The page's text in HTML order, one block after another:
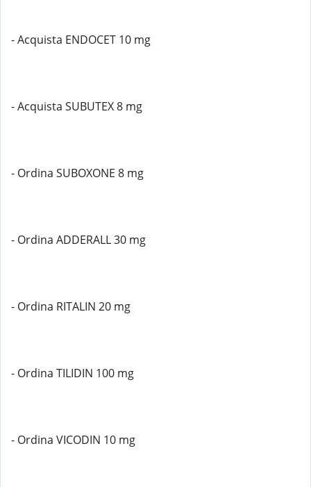
- Acquista ENDOCET 10 mg
- Acquista SUBUTEX 8 mg
- Ordina SUBOXONE 8 mg
- Ordina ADDERALL 30 mg
- Ordina RITALIN 20 mg
- Ordina TILIDIN 100 mg
- Ordina VICODIN 10 mg